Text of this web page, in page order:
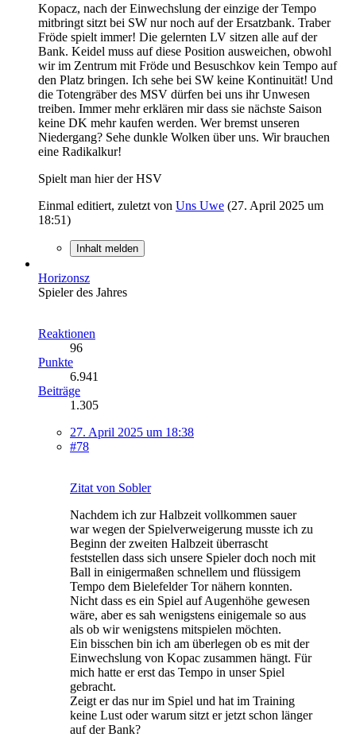
Kopacz, nach der Einwechslung der einzige der Tempo
mitbringt sitzt bei SW nur noch auf der Ersatzbank. Traber
Fröde spielt immer! Die gelernten LV sitzen alle auf der
Bank. Keidel muss auf diese Position ausweichen, obwohl
wir im Zentrum mit Fröde und Besuschkov kein Tempo auf
den Platz bringen. Ich sehe bei SW keine Kontinuität! Und
die Totengräber des MSV dürfen bei uns ihr Unwesen
treiben. Immer mehr erklären mir dass sie nächste Saison
keine DK mehr kaufen werden. Wer bremst unseren
Niedergang? Sehe dunkle Wolken über uns. Wir brauchen
eine Radikalkur!
Spielt man hier der HSV
Einmal editiert, zuletzt von Uns Uwe (27. April 2025 um
18:51)
Inhalt melden
Horizonsz
Spieler des Jahres
Reaktionen
96
Punkte
6.941
Beiträge
1.305
27. April 2025 um 18:38
#78
Zitat von Sobler
Nachdem ich zur Halbzeit vollkommen sauer
war wegen der Spielverweigerung musste ich zu
Beginn der zweiten Halbzeit überrascht
feststellen dass sich unsere Spieler doch noch mit
Ball in einigermaßen schnellem und flüssigem
Tempo dem Bielefelder Tor nähern konnten.
Nicht dass es ein Spiel auf Augenhöhe gewesen
wäre, aber es sah wenigstens einigemale so aus
als ob wir wenigstens mitspielen möchten.
Ein bisschen bin ich am überlegen ob es mit der
Einwechslung von Kopac zusammen hängt. Für
mich hatte er erst das Tempo in unser Spiel
gebracht.
Zeigt er das nur im Spiel und hat im Training
keine Lust oder warum sitzt er jetzt schon länger
auf der Bank?